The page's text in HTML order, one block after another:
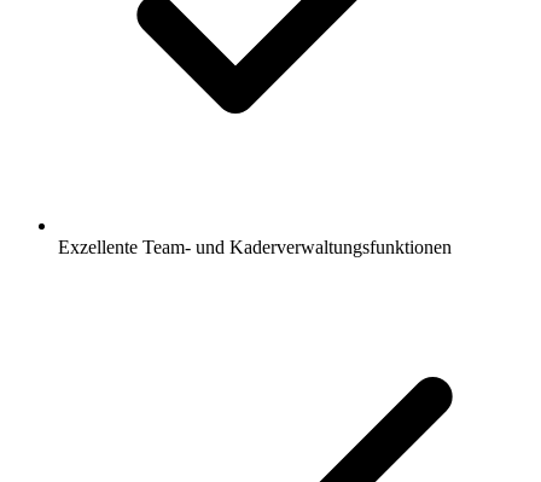
Exzellente Team- und Kaderverwaltungsfunktionen